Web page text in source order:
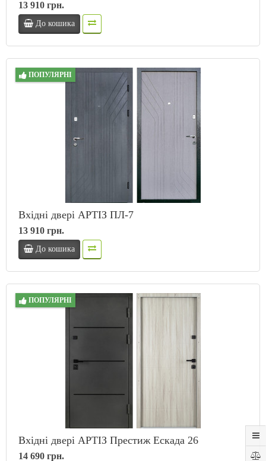
13 910 грн.
До кошика
ПОПУЛЯРНІ
Вхідні двері АРТІЗ ПЛ-7
13 910 грн.
До кошика
ПОПУЛЯРНІ
Вхідні двері АРТІЗ Престиж Ескада 26
14 690 грн.